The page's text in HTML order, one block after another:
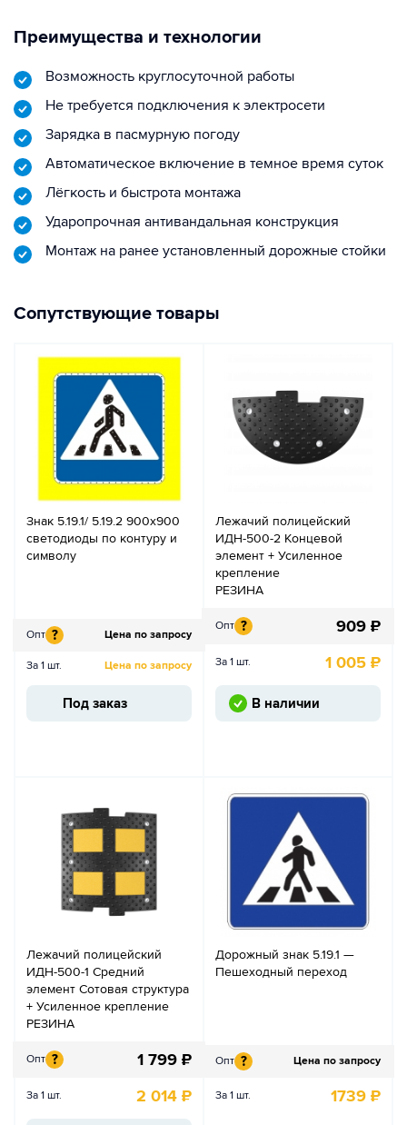
Преимущества и технологии
Возможность круглосуточной работы
Не требуется подключения к электросети
Зарядка в пасмурную погоду
Автоматическое включение в темное время суток
Лёгкость и быстрота монтажа
Ударопрочная антивандальная конструкция
Монтаж на ранее установленный дорожные стойки
Сопутствующие товары
Знак 5.19.1/ 5.19.2 900x900
светодиоды по контуру и
символу
Опт ? Цена по запросу
За 1 шт. Цена по запросу
Под заказ
Лежачий полицейский
ИДН-500-2 Концевой
элемент + Усиленное
крепление
РЕЗИНА
Опт ? 909 ₽
За 1 шт. 1 005 ₽
В наличии
Лежачий полицейский
ИДН-500-1 Средний
элемент Сотовая структура
+ Усиленное крепление
РЕЗИНА
Опт ? 1 799 ₽
За 1 шт. 2 014 ₽
Дорожный знак 5.19.1 —
Пешеходный переход
Опт ? Цена по запросу
За 1 шт. 1739 ₽